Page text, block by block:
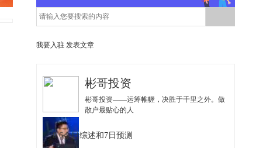
我要入驻 发表文章
彬哥投资
彬哥投资——运筹帷幄，决胜于千里之外。做
散户最贴心的人
8.6今日综述和7日预测